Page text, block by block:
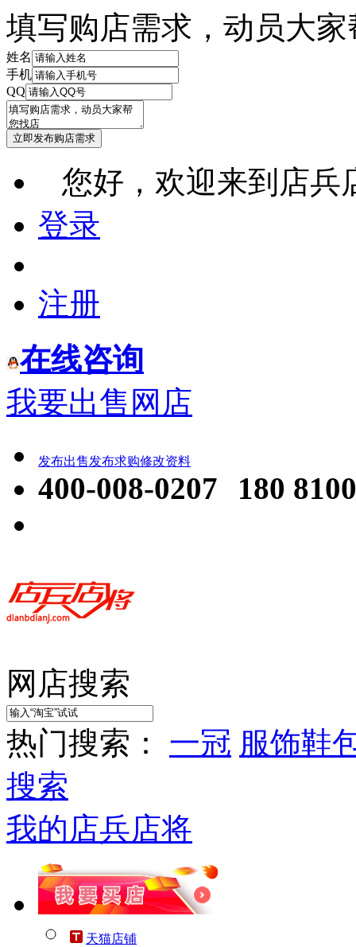
填写购店需求，动员大
姓名
手机
QQ
您好，欢迎来到店兵
登录
注册
在线咨询
我要出售网店
发布出售发布求购修改资料
400-008-0207 180
网店搜索
热门搜索： 一冠 服饰鞋
搜索
我的店兵店将
天猫店铺